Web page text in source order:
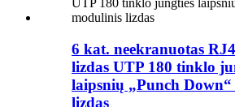
6 kat. neekranuotas
lizdas UTP 180 tinklo
laipsnių „Punch
lizdas